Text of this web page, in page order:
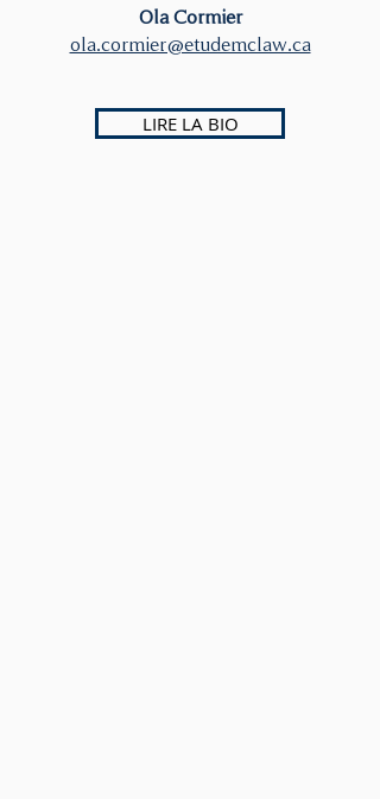
Ola Cormier
ola.cormier@etudemclaw.ca
LIRE LA BIO